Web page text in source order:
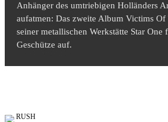
Anhänger des umtriebigen Holländers
aufatmen: Das zweite Album Victims Of
seiner metallischen Werkstätte Star One
Geschütze auf.
RUSH